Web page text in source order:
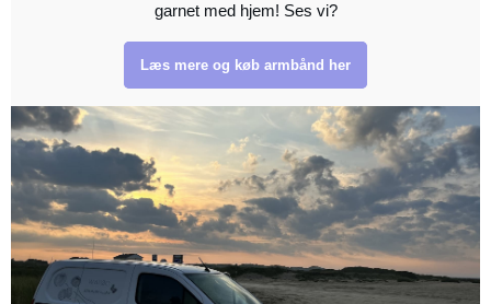
garnet med hjem! Ses vi?
Læs mere og køb armbånd her